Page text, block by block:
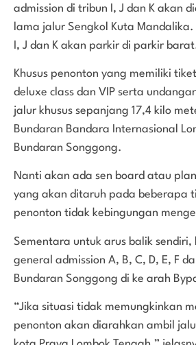
admission di tribun I, J dan K akan
lama jalur Sengkol Kuta
I, J dan K akan parkir di parkir
Khusus penonton yang memiliki
deluxe class dan VIP serta
jalur khusus sepanjang 17,4 kilo
Bundaran Bandara Internasional
Bundaran Songgong.
Nanti akan ada sen board atau
yang akan ditaruh pada beberapa
penonton tidak kebingungan
Sementara untuk arus balik sendiri,
general admission A, B, C, D, E, F
Bundaran Songgong di ke arah
“Jika situasi tidak memungkinkan
penonton akan diarahkan ambil